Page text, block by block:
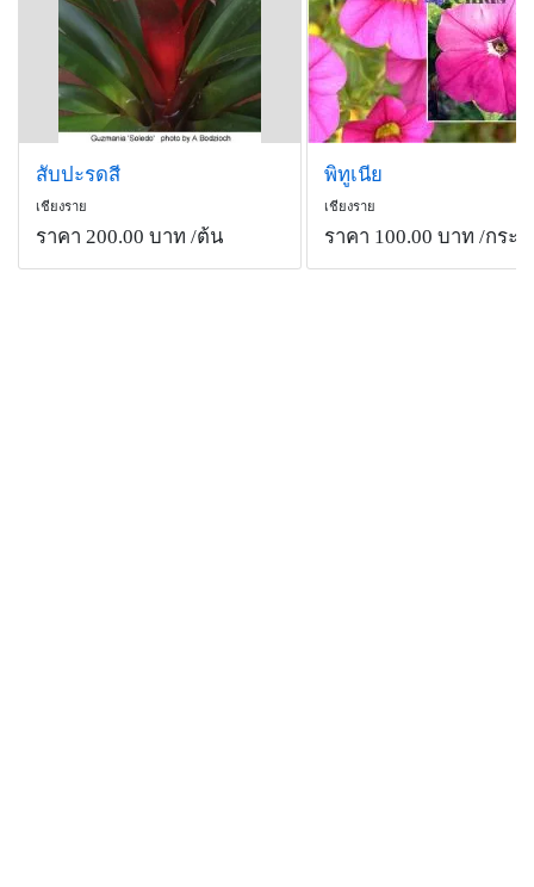
สับปะรดสี
เชียงราย
ราคา 200.00 บาท /ต้น
พิทูเนีย
เชียงราย
ราคา 100.00 บาท /กระถ